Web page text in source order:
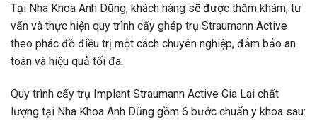
Tại Nha Khoa Anh Dũng, khách hàng sẽ được thăm khám, tư
vấn và thực hiện quy trình cấy ghép trụ Straumann Active
theo phác đồ điều trị một cách chuyên nghiệp, đảm bảo an
toàn và hiệu quả tối đa.
Quy trình cấy trụ Implant Straumann Active Gia Lai chất
lượng tại Nha Khoa Anh Dũng gồm 6 bước chuẩn y khoa sau: